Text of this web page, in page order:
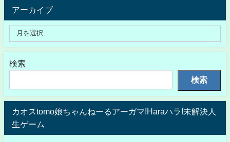
アーカイブ
検索
検索
カオスtomo娘ちゃんねーるアーガマ!Haraハラ!未解決人
生ゲーム